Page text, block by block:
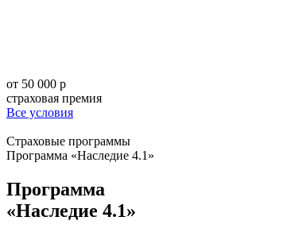
от 50 000 р
страховая премия
Все условия
Cтраховые программы
Программа «Наследие 4.1»
Программа
«Наследие 4.1»